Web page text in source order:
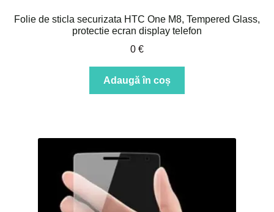
Folie de sticla securizata HTC One M8, Tempered Glass,
protectie ecran display telefon
0 €
Adaugă în coș